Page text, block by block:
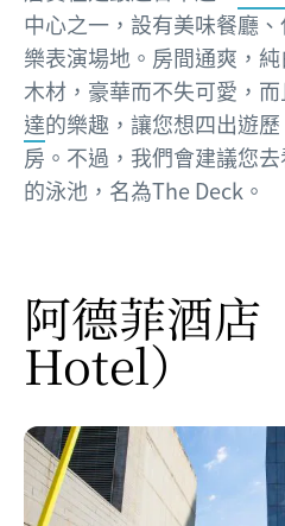
中心之一，設有美味餐廳
樂表演場地。房間通爽，
木材，豪華而不失可愛，
達的樂趣，讓您想四出遊
房。不過，我們會建議您
的泳池，名為The Deck。
阿德菲酒店
Hotel）